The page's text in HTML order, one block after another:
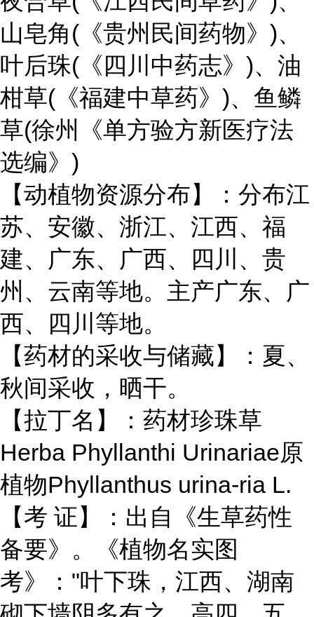
山皂角(《贵州民间药物》)、
叶后珠(《四川中药志》)、油
柑草(《福建中草药》)、鱼鳞
草(徐州《单方验方新医疗法
选编》)
【动植物资源分布】：分布江
苏、安徽、浙江、江西、福
建、广东、广西、四川、贵
州、云南等地。主产广东、广
西、四川等地。
【药材的采收与储藏】：夏、
秋间采收，晒干。
【拉丁名】：药材珍珠草
Herba Phyllanthi Urinariae原
植物Phyllanthus urina-ria L.
【考 证】：出自《生草药性
备要》。《植物名实图
考》："叶下珠，江西、湖南